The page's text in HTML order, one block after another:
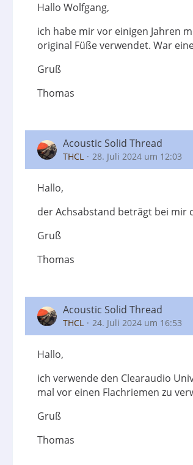
Hallo Wolfgang,
ich habe mir vor einigen Jahren
original Füße verwendet. War
Gruß
Thomas
Acoustic Solid Thread
THCL 28. Juli 2024 um 12:03
Hallo,
der Achsabstand beträgt bei mir
Gruß
Thomas
Acoustic Solid Thread
THCL 24. Juli 2024 um 16:53
Hallo,
ich verwende den Clearaudio
mal vor einen Flachriemen zu
Gruß
Thomas